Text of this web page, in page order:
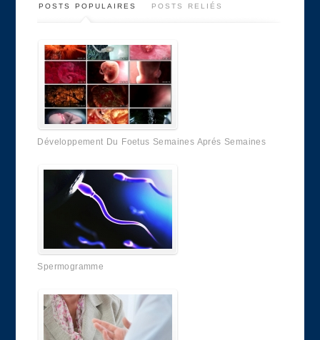
POSTS POPULAIRES POSTS RELIÉS
Développement Du Foetus Semaines Aprés Semaines
Spermogramme